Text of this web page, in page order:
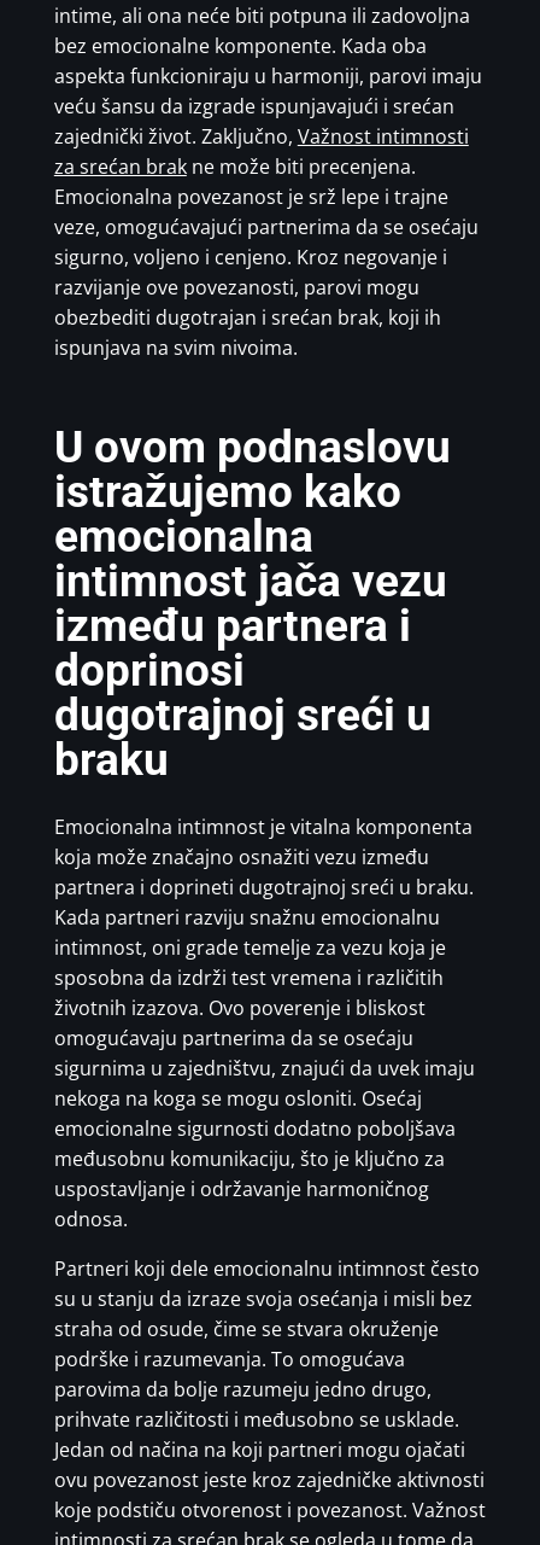
intime, ali ona neće biti potpuna ili zadovoljna
bez emocionalne komponente. Kada oba
aspekta funkcioniraju u harmoniji, parovi imaju
veću šansu da izgrade ispunjavajući i srećan
zajednički život. Zaključno, Važnost intimnosti
za srećan brakne može biti precenjena.
Emocionalna povezanost je srž lepe i trajne
veze, omogućavajući partnerima da se osećaju
sigurno, voljeno i cenjeno. Kroz negovanje i
razvijanje ove povezanosti, parovi mogu
obezbediti dugotrajan i srećan brak, koji ih
ispunjava na svim nivoima.
U ovom podnaslovu
istražujemo kako
emocionalna
intimnost jača vezu
između partnera i
doprinosi
dugotrajnoj sreći u
braku
Emocionalna intimnost je vitalna komponenta
koja može značajno osnažiti vezu između
partnera i doprineti dugotrajnoj sreći u braku.
Kada partneri razviju snažnu emocionalnu
intimnost, oni grade temelje za vezu koja je
sposobna da izdrži test vremena i različitih
životnih izazova. Ovo poverenje i bliskost
omogućavaju partnerima da se osećaju
sigurnima u zajedništvu, znajući da uvek imaju
nekoga na koga se mogu osloniti. Osećaj
emocionalne sigurnosti dodatno poboljšava
međusobnu komunikaciju, što je ključno za
uspostavljanje i održavanje harmoničnog
odnosa.
Partneri koji dele emocionalnu intimnost često
su u stanju da izraze svoja osećanja i misli bez
straha od osude, čime se stvara okruženje
podrške i razumevanja. To omogućava
parovima da bolje razumeju jedno drugo,
prihvate različitosti i međusobno se usklade.
Jedan od načina na koji partneri mogu ojačati
ovu povezanost jeste kroz zajedničke aktivnosti
koje podstiču otvorenost i povezanost. Važnost